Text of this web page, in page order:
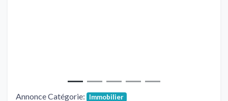
Annonce Catégorie: Immobilier